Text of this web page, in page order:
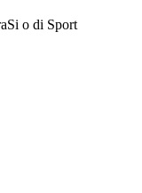
o di Sport